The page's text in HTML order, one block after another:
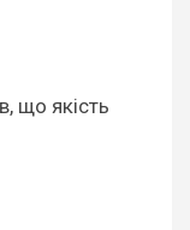
що якість